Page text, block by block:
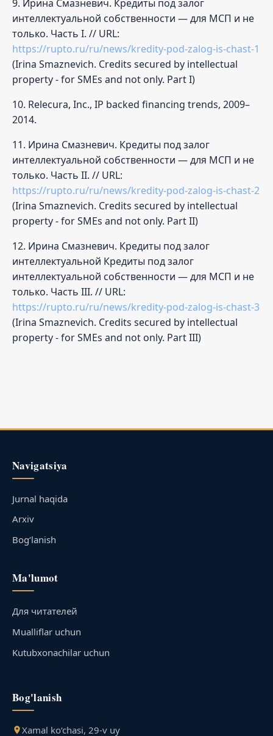
9. Ирина Смазневич. Кредиты под залог
интеллектуальной собственности — для МСП и не
только. Часть I. // URL:
https://rupto.ru/ru/news/kredity-pod-zalog-is-chast-1
(Irina Smaznevich. Credits secured by intellectual
property - for SMEs and not only. Part I)
10. Relecura, Inc., IP backed financing trends, 2009–
2014.
11. Ирина Смазневич. Кредиты под залог
интеллектуальной собственности — для МСП и не
только. Часть II. // URL:
https://rupto.ru/ru/news/kredity-pod-zalog-is-chast-2
(Irina Smaznevich. Credits secured by intellectual
property - for SMEs and not only. Part II)
12. Ирина Смазневич. Кредиты под залог
интеллектуальной Кредиты под залог
интеллектуальной собственности — для МСП и не
только. Часть III. // URL:
https://rupto.ru/ru/news/kredity-pod-zalog-is-chast-3
(Irina Smaznevich. Credits secured by intellectual
property - for SMEs and not only. Part III)
Navigatsiya
Jurnal haqida
Arxiv
Bog‘lanish
Ma'lumot
Для читателей
Mualliflar uchun
Kutubxonachilar uchun
Bog'lanish
Xamal ko‘chasi, 29-v uy